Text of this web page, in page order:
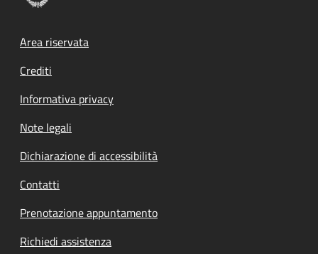
Footer menu
Area riservata
Crediti
Informativa privacy
Note legali
Dichiarazione di accessibilità
Contatti
Prenotazione appuntamento
Richiedi assistenza